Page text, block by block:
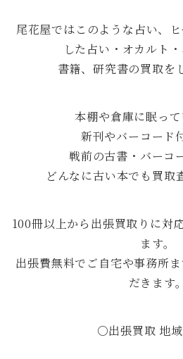
尾花屋ではこのような占い、
した占い・オカルト
書籍、研究書の買取を
本棚や倉庫に眠っ
新刊やバーコード
戦前の古書・バーコ
どんなに古い本でも買取
100冊以上から出張買取りに対
ます。
出張費無料でご自宅や事務所
だきます。
○出張買取 地